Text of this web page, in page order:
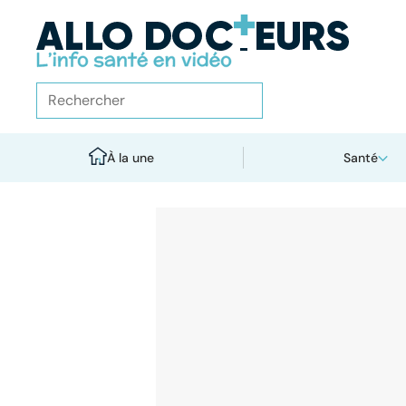
À la une Santé